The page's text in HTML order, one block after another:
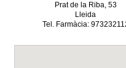
Prat de la Riba, 53
Lleida
Tel. Farmàcia: